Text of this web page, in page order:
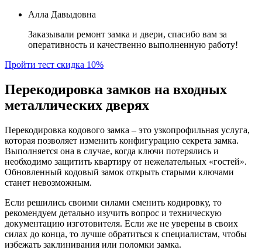
Алла Давыдовна
Заказывали ремонт замка и двери, спасибо вам за
оперативность и качественно выполненную работу!
Пройти тест скидка 10%
Перекодировка замков на входных
металлических дверях
Перекодировка кодового замка – это узкопрофильная услуга,
которая позволяет изменить конфигурацию секрета замка.
Выполняется она в случае, когда ключи потерялись и
необходимо защитить квартиру от нежелательных «гостей».
Обновленный кодовый замок открыть старыми ключами
станет невозможным.
Если решились своими силами сменить кодировку, то
рекомендуем детально изучить вопрос и техническую
документацию изготовителя. Если же не уверены в своих
силах до конца, то лучше обратиться к специалистам, чтобы
избежать заклинивания или поломки замка.